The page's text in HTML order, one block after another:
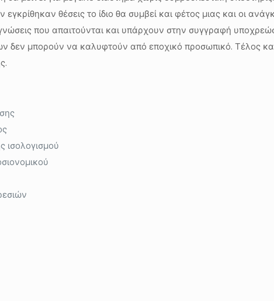
θέσεις το ίδιο θα συμβεί και φέτος μιας και οι
γνώσεις που απαιτούνται και υπάρχουν στην συγγραφή
δεν μπορούν να καλυφτούν από εποχικό προσωπικό. Τέλος
ισολογισμού